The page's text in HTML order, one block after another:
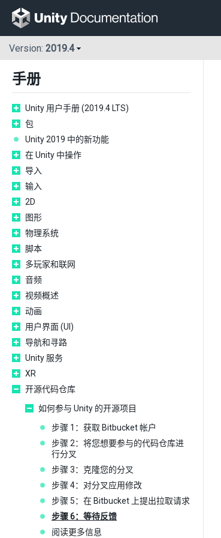
Version: 2019.4
手册
Unity 用户手册 (2019.4 LTS)
包
Unity 2019 中的新功能
在 Unity 中操作
导入
输入
2D
图形
物理系统
脚本
多玩家和联网
音频
视频概述
动画
用户界面 (UI)
导航和寻路
Unity 服务
XR
开源代码仓库
如何参与 Unity 的开源项目
步骤 1：获取 Bitbucket 帐户
步骤 2：将您想要参与的代码仓库进
行分叉
步骤 3：克隆您的分叉
步骤 4：对分叉应用修改
步骤 5：在 Bitbucket 上提出拉取请求
步骤 6：等待反馈
阅读更多信息